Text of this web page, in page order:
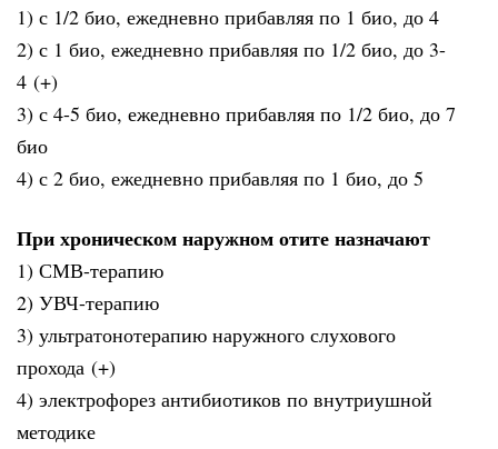
1) с 1/2 био, ежедневно прибавляя по 1 био, до 4
2) с 1 био, ежедневно прибавляя по 1/2 био, до 3-
4 (+)
3) с 4-5 био, ежедневно прибавляя по 1/2 био, до 7
био
4) с 2 био, ежедневно прибавляя по 1 био, до 5
При хроническом наружном отите назначают
1) СМВ-терапию
2) УВЧ-терапию
3) ультратонотерапию наружного слухового
прохода (+)
4) электрофорез антибиотиков по внутриушной
методике